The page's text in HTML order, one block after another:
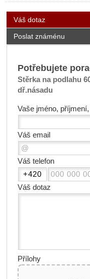
Váš dotaz
Poslat známénu
Potřebujete
Stěrka na podlahu
dř.násadu
Vaše jméno,
Váš email
Váš telefon
Váš dotaz
Přílohy